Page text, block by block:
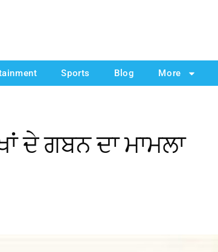
Sports Blog More
ਦੇ ਗਬਨ ਦਾ ਮਾਮਲਾ